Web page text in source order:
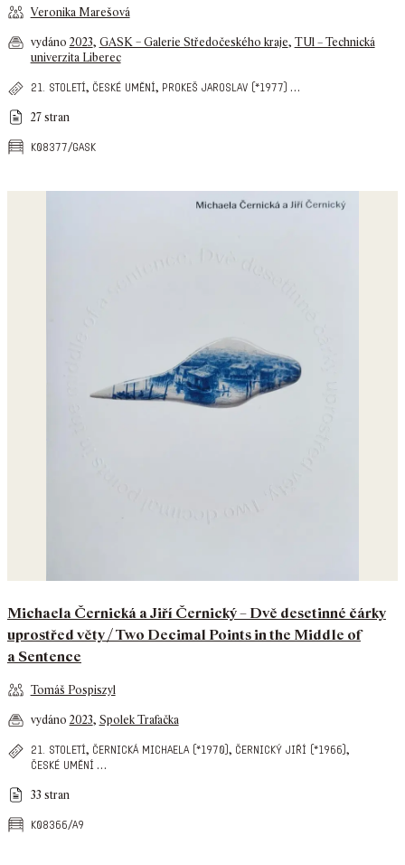
Veronika Marešová
vydáno 2023, GASK – Galerie Středočeského kraje, TUl – Technická
univerzita Liberec
21. století, české umění, prokeš jaroslav (*1977) …
27 stran
k08377/gask
Michaela Černická a Jiří Černický – Dvě desetinné čárky
uprostřed věty / Two Decimal Points in the Middle of
a Sentence
Tomáš Pospiszyl
vydáno 2023, Spolek Trafačka
21. století, černická michaela (*1970), černický jiří (*1966),
české umění …
33 stran
k08366/a9